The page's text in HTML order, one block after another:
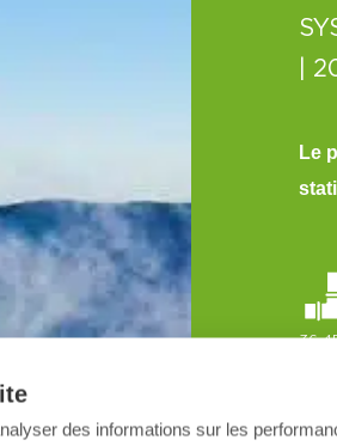
|
Le
36
des informations sur les